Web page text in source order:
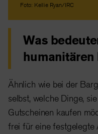
Foto: Kellie Ryan/IRC
Was
humanitären
Ähnlich wie bei der
selbst, welche Dinge,
Gutscheinen kaufen
frei für eine festgelegte